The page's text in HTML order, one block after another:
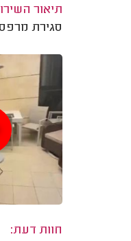
תיאור
סגירת
חוות דעת: